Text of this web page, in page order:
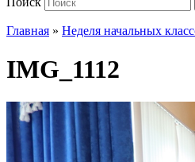
Главная » Неделя начальных
IMG_1112